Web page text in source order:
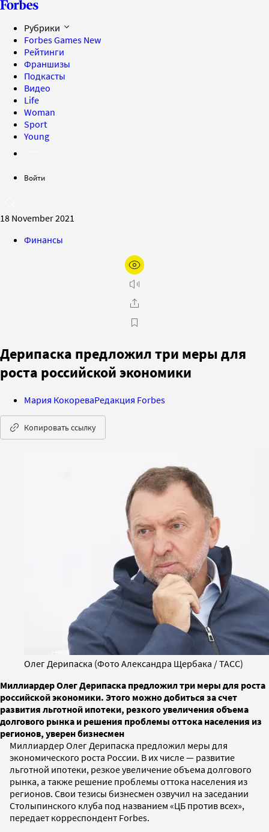
Рубрики
Forbes Games New
Рейтинги
Франшизы
Подкасты
Видео
Life
Woman
Sport
Young
Войти
18 November 2021
Финансы
Дерипаска предложил три меры для
роста российской экономики
Мария КокореваРедакция Forbes
Копировать ссылку
Олег Дерипаска (Фото Александра Щербака / ТАСС)
Миллиардер Олег Дерипаска предложил три меры для роста
российской экономики. Этого можно добиться за счет
развития льготной ипотеки, резкого увеличения объема
долгового рынка и решения проблемы оттока населения из
регионов, уверен бизнесмен
Миллиардер Олег Дерипаска предложил меры для
экономического роста России. В их числе — развитие
льготной ипотеки, резкое увеличение объема долгового
рынка, а также решение проблемы оттока населения из
регионов. Свои тезисы бизнесмен озвучил на заседании
Столыпинского клуба под названием «ЦБ против всех»,
передает корреспондент Forbes.